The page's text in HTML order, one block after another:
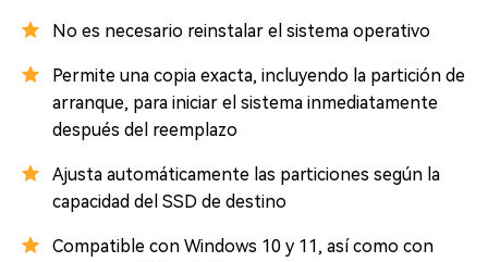
No es necesario reinstalar el sistema operativo
Permite una copia exacta, incluyendo la partición de
arranque, para iniciar el sistema inmediatamente
después del reemplazo
Ajusta automáticamente las particiones según la
capacidad del SSD de destino
Compatible con Windows 10 y 11, así como con